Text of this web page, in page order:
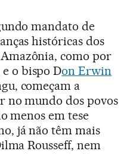
mandato de
históricas dos
como por
e o bispo Don Erwin
começam a
no mundo dos povos
menos em tese
já não têm mais
Rousseff, nem